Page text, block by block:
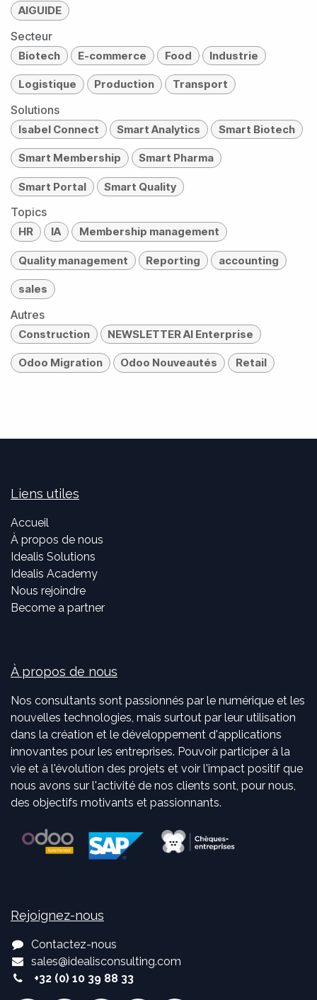
AIGUIDE
Secteur
Biotech E-commerce Food Industrie
Logistique Production Transport
Solutions
Isabel Connect Smart Analytics Smart Biotech
Smart Membership Smart Pharma
Smart Portal Smart Quality
Topics
HR IA Membership management
Quality management Reporting accounting
sales
Autres
Construction NEWSLETTER AI Enterprise
Odoo Migration Odoo Nouveautés Retail
Liens utiles
Accueil
À propos de nous
Idealis Solutions
Idealis Academy
Nous rejoindre
Become a partner
À propos de nous
Nos consultants sont passionnés par le numérique et les
nouvelles technologies, mais surtout par leur utilisation
dans la création et le développement d'applications
innovantes pour les entreprises. Pouvoir participer à la
vie et à l'évolution des projets et voir l'impact positif que
nous avons sur l'activité de nos clients sont, pour nous,
des objectifs motivants et passionnants.
Rejoignez-nous
Contactez-nous
sales@idealisconsulting.com
+32 (0) 10 39 88 33